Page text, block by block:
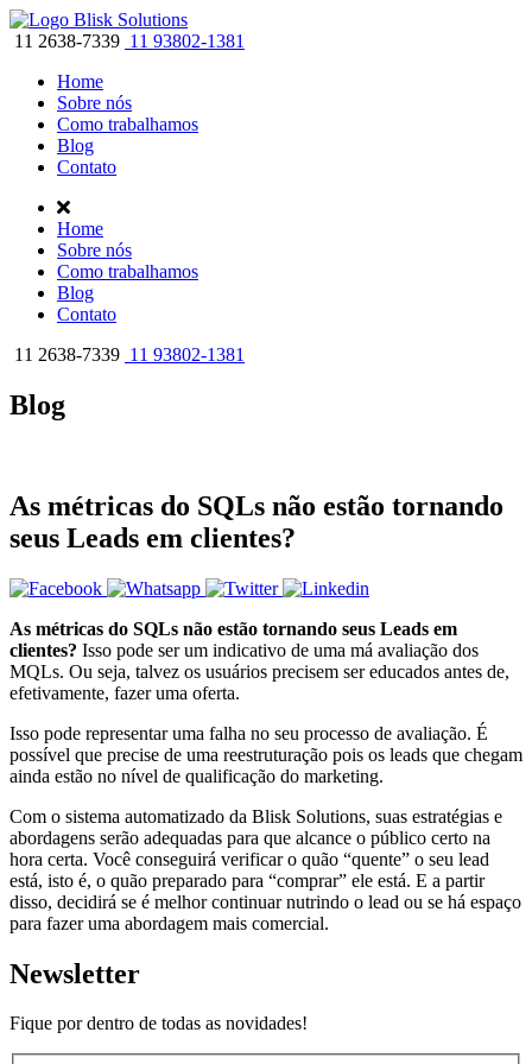
11 2638-7339 11 93802-1381
Home
Sobre nós
Como trabalhamos
Blog
Contato
Home
Sobre nós
Como trabalhamos
Blog
Contato
11 2638-7339 11 93802-1381
Blog
As métricas do SQLs não estão tornando
seus Leads em clientes?
As métricas do SQLs não estão tornando seus Leads em
clientes? Isso pode ser um indicativo de uma má avaliação dos
MQLs. Ou seja, talvez os usuários precisem ser educados antes de,
efetivamente, fazer uma oferta.
Isso pode representar uma falha no seu processo de avaliação. É
possível que precise de uma reestruturação pois os leads que chegam
ainda estão no nível de qualificação do marketing.
Com o sistema automatizado da Blisk Solutions, suas estratégias e
abordagens serão adequadas para que alcance o público certo na
hora certa. Você conseguirá verificar o quão “quente” o seu lead
está, isto é, o quão preparado para “comprar” ele está. E a partir
disso, decidirá se é melhor continuar nutrindo o lead ou se há espaço
para fazer uma abordagem mais comercial.
Newsletter
Fique por dentro de todas as novidades!